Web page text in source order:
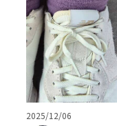
2025/12/06